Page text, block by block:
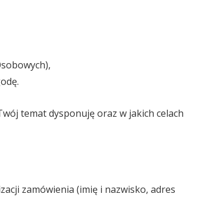
temat dysponuję oraz w jakich celach
zamówienia (imię i nazwisko, adres